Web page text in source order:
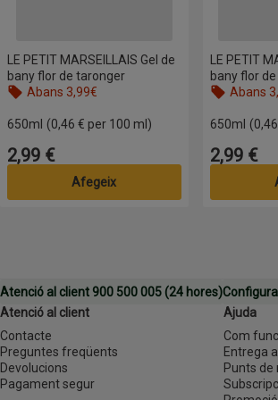
LE PETIT MARSEILLAIS Gel de
bany flor de taronger
Abans 3,99€
650ml (0,46 € per 100 ml)
Preu
2,99 €
Afegeix
LE PETIT
bany flor
Abans
650ml
Preu
2,99 €
Atenció al client 900 500 005 (24 hores)
Atenció al client
Contacte
Preguntes freqüents
Devolucions
Pagament segur
Ajuda
Com
Entrega
Punts de